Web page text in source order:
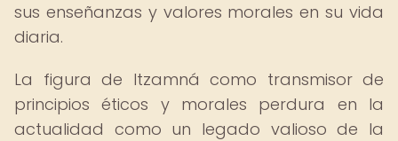
sus enseñanzas y valores morales en su vida
diaria.
La figura de Itzamná como transmisor de
principios éticos y morales perdura en la
actualidad como un legado valioso de la